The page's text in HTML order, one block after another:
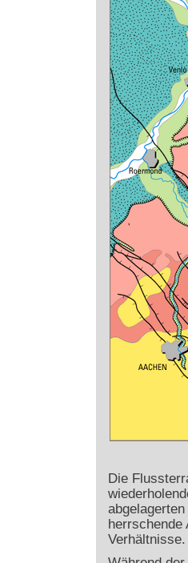
Die
herrschende
Verhältnisse.